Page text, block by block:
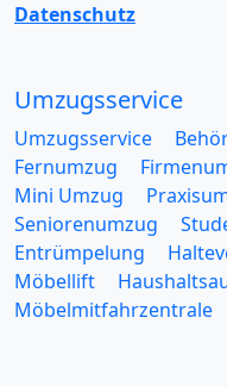
Datenschutz
Umzugsservice
Umzugsservice
Fernumzug
Mini Umzug
Seniorenumzug
Entrümpelung
Möbellift
Möbelmitfahrzentrale